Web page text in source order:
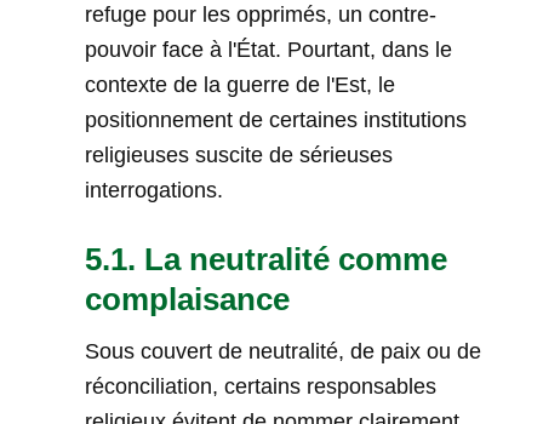
refuge pour les opprimés, un contre-
pouvoir face à l'État. Pourtant, dans le
contexte de la guerre de l'Est, le
positionnement de certaines institutions
religieuses suscite de sérieuses
interrogations.
5.1. La neutralité comme
complaisance
Sous couvert de neutralité, de paix ou de
réconciliation, certains responsables